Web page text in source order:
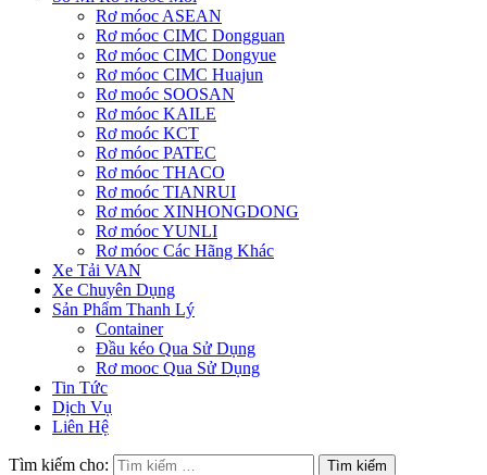
Rơ móoc ASEAN
Rơ móoc CIMC Dongguan
Rơ móoc CIMC Dongyue
Rơ móoc CIMC Huajun
Rơ moóc SOOSAN
Rơ móoc KAILE
Rơ moóc KCT
Rơ móoc PATEC
Rơ móoc THACO
Rơ moóc TIANRUI
Rơ móoc XINHONGDONG
Rơ móoc YUNLI
Rơ móoc Các Hãng Khác
Xe Tải VAN
Xe Chuyên Dụng
Sản Phẩm Thanh Lý
Container
Đầu kéo Qua Sử Dụng
Rơ mooc Qua Sử Dụng
Tin Tức
Dịch Vụ
Liên Hệ
Tìm kiếm cho: